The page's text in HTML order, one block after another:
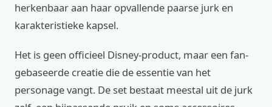
herkenbaar aan haar opvallende paarse jurk en
karakteristieke kapsel.
Het is geen officieel Disney-product, maar een fan-
gebaseerde creatie die de essentie van het
personage vangt. De set bestaat meestal uit de jurk